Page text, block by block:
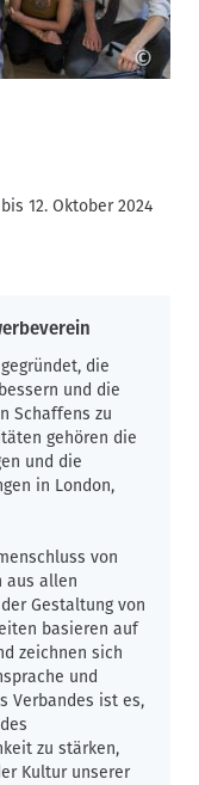
©
12. Oktober 2024
die
und die
Schaffens zu
gehören die
und die
in London,
von
aus allen
Gestaltung von
basieren auf
zeichnen sich
und
Verbandes ist es,
zu stärken,
Kultur unserer